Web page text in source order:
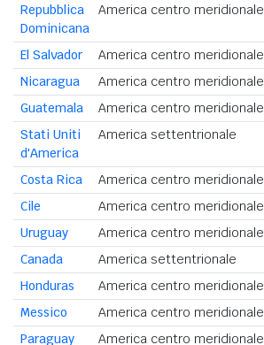
Repubblica
Dominicana
America centro meridionale
El Salvador America centro meridionale
Nicaragua
America centro meridionale
Guatemala
America centro meridionale
Stati Uniti
d'America
America settentrionale
Costa Rica America centro meridionale
Cile
America centro meridionale
Uruguay
America centro meridionale
Canada
America settentrionale
Honduras
America centro meridionale
Messico
America centro meridionale
Paraguay
America centro meridionale